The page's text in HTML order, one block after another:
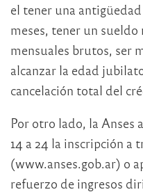
el tener una
meses, tener un
mensuales brutos, ser
alcanzar la edad
cancelación total del
Por otro lado, la Anses
14 a 24 la inscripción a
(www.anses.gob.ar) o
refuerzo de ingresos